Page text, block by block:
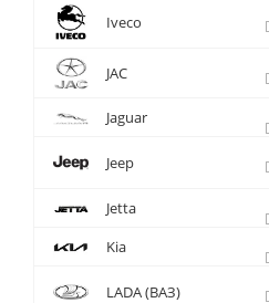
Iveco
JAC
Jaguar
Jeep
Jetta
Kia
LADA (ВАЗ)